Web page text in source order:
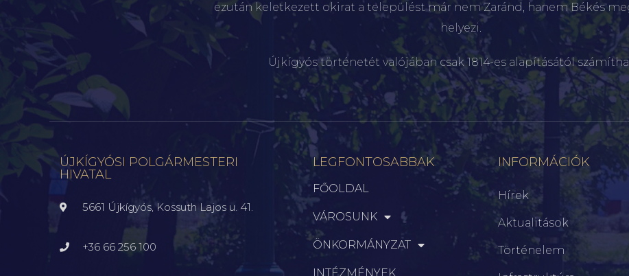
ezután keletkezett okirat a települést már nem Zaránd, hanem Békés
helyezi.
Újkígyós történetét valójában csak 1814-es alapításától
ÚJKÍGYÓSI POLGÁRMESTERI
HIVATAL
5661 Újkígyós, Kossuth Lajos u. 41.
+36 66 256 100
LEGFONTOSABBAK
FŐOLDAL
VÁROSUNK
ÖNKORMÁNYZAT
INTÉZMÉNYEK
INFORMÁCIÓK
Hírek
Aktualitások
Történelem